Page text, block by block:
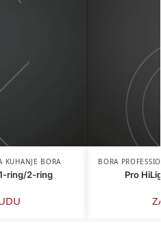
KUHANJE BORA
ring/2-ring
BORA
Pro